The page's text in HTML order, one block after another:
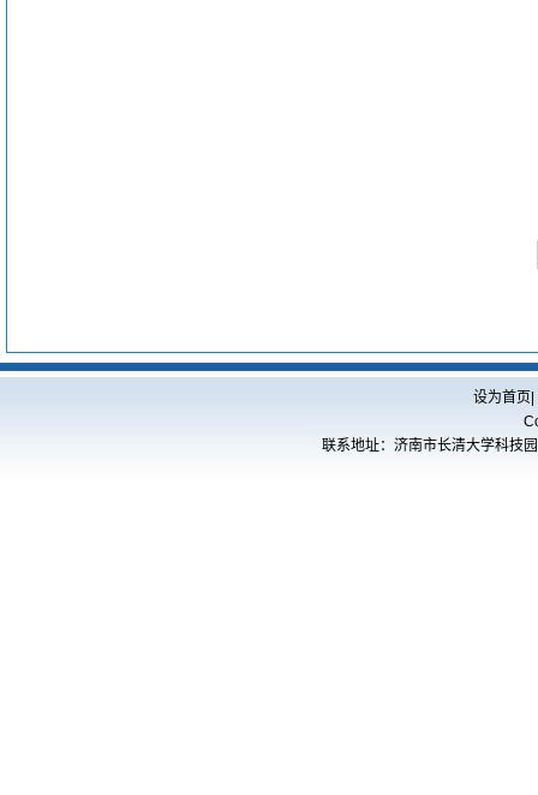
设为首页
联系地址：济南市长清大学科技